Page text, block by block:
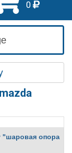
0
"шаровая опора